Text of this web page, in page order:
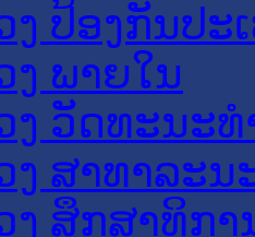
ງ ປ້ອງກັນປະ
ງ ພາຍໃນ
ງ ວັດທະນະ
ງ ສາທາລະນ
ງ ສຶກສາທິກາ